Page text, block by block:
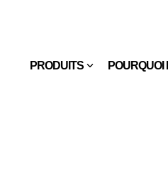
PRODUITS POURQUOI